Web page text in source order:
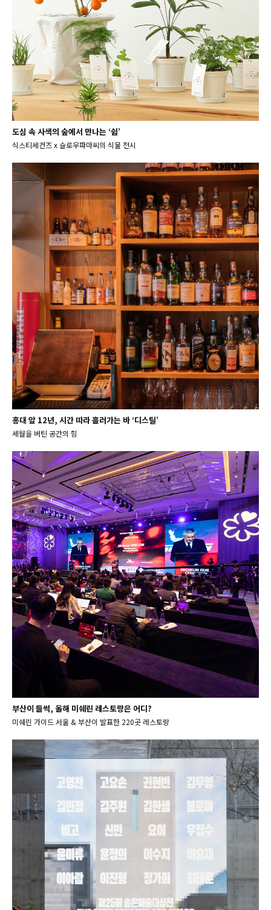
도심 속 사색의 숲에서 만나는 ‘쉼’
식스티세컨즈 x 슬로우파마씨의 식물 전시
홍대 앞 12년, 시간 따라 흘러가는 바 ‘디스틸’
세월을 버틴 공간의 힘
부산이 들썩, 올해 미쉐린 레스토랑은 어디?
미쉐린 가이드 서울 & 부산이 발표한 220곳 레스토랑